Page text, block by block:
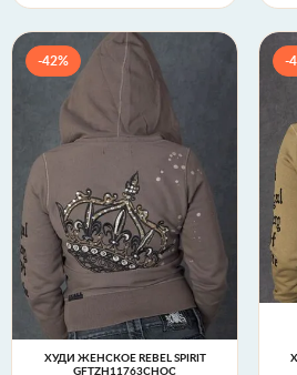
-42%
ХУДИ ЖЕНСКОЕ REBEL SPIRIT
GFTZH11763CHOC
-